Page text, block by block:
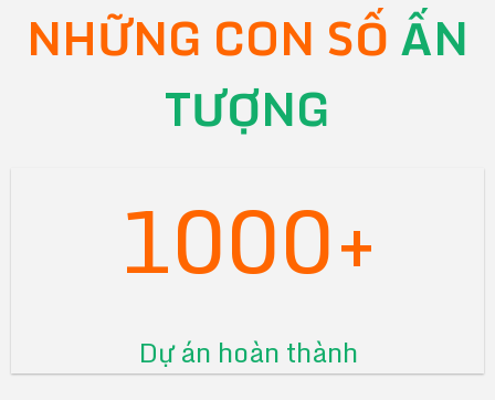
NHỮNG CON SỐ ẤN
TƯỢNG
1000+
Dự án hoàn thành